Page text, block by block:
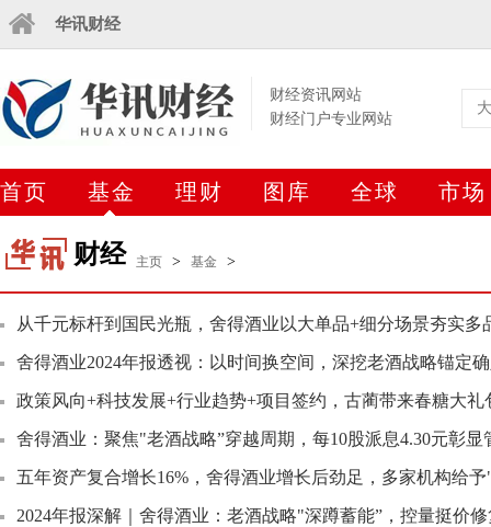
华讯财经
财经资讯网站
财经门户专业网站
首页 基金 理财 图库 全球 市场
财经 主页 > 基金 >
从千元标杆到国民光瓶，舍得酒业以大单品+细分场景夯实多
舍得酒业2024年报透视：以时间换空间，深挖老酒战略锚定
政策风向+科技发展+行业趋势+项目签约，古蔺带来春糖大礼
舍得酒业：聚焦"老酒战略”穿越周期，每10股派息4.30元彰显
五年资产复合增长16%，舍得酒业增长后劲足，多家机构给予
2024年报深解｜舍得酒业：老酒战略"深蹲蓄能”，控量挺价